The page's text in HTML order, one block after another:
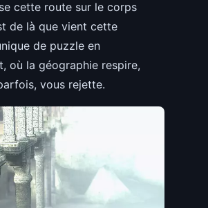
cette route sur le corps
de là que vient cette
de puzzle en
où la géographie respire,
vous rejette.